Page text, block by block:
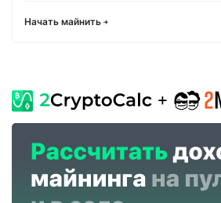
Начать майнить